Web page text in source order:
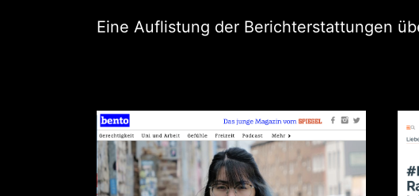
Eine Auflistung der Berichterstattungen